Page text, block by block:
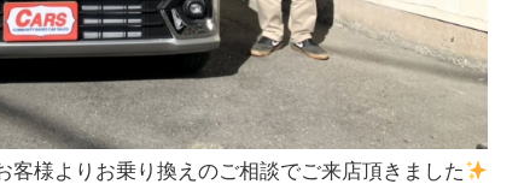
客様よりお乗り換えのご相談でご来店頂きました